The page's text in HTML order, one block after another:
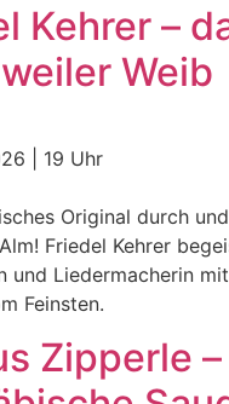
Kehrer –
Weib
| 19 Uhr
Original durch
Friedel Kehrer
und Liedermacherin
Feinsten.
Zipperle